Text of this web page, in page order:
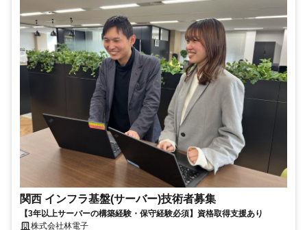
関西 インフラ基盤(サーバー)技術者募集
【3年以上サーバーの構築経験・保守経験必須】資格取得支援あり
株式会社林電子